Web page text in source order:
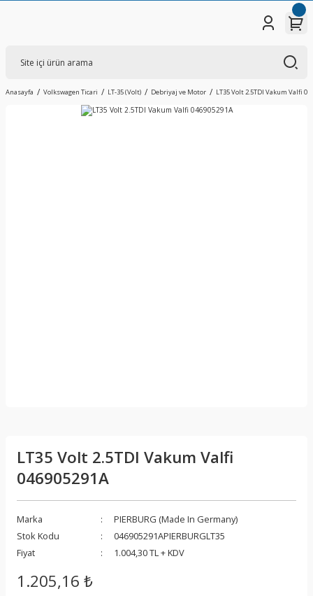
Anasayfa Volkswagen Ticari LT-35 (Volt) Debriyaj ve Motor LT35 Volt 2.5TDI Vakum Valfi
LT35 Volt 2.5TDI Vakum Valfi
046905291A
Marka
PIERBURG (Made In Germany)
Stok Kodu
046905291APIERBURGLT35
Fiyat
1.004,30 TL + KDV
1.205,16 ₺